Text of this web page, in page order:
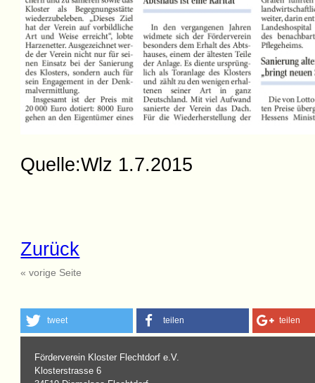
Quelle:Wlz 1.7.2015
Zurück
« vorige Seite
tweet teilen teilen
Förderverein Kloster Flechtdorf e.V.
Klosterstrasse 6